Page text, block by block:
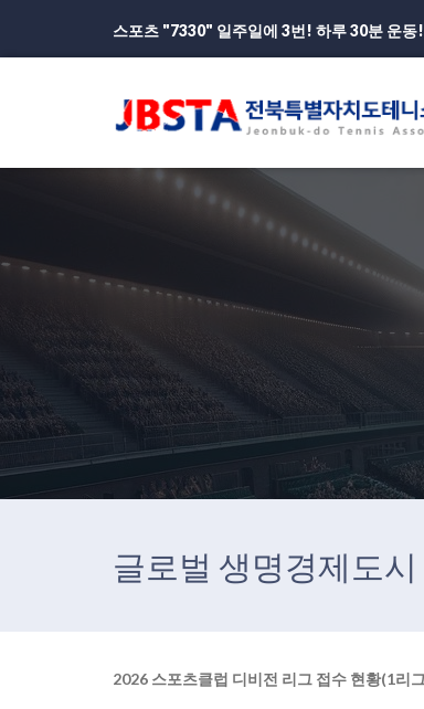
스포츠 "7330" 일주일에 3번! 하루 30분 운동!
글로벌 생명경제도시
2026 스포츠클럽 디비전 리그 접수 현황(1리